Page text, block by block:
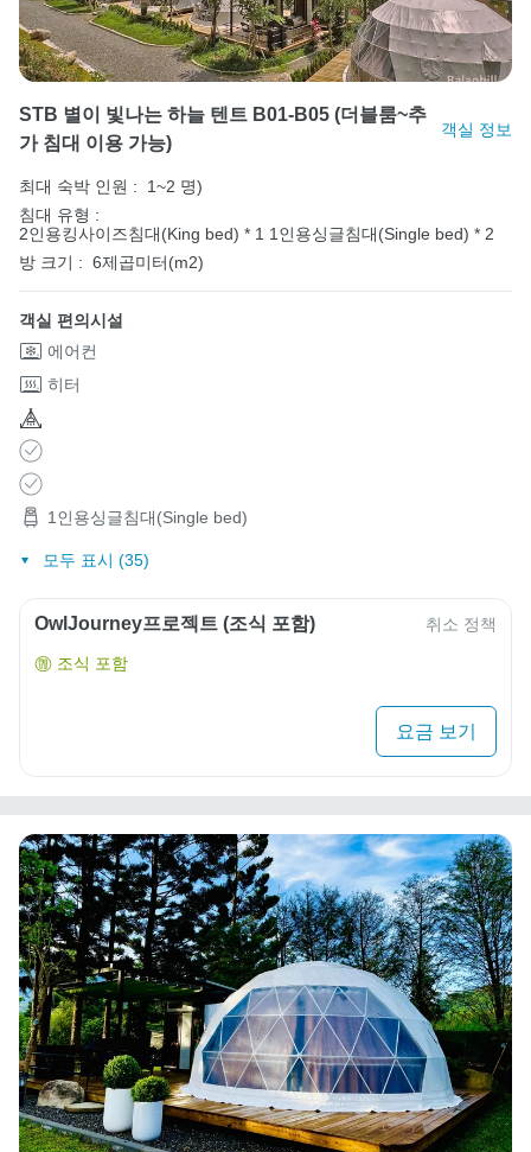
STB 별이 빛나는 하늘 텐트 B01-B05 (더블룸~추
가 침대 이용 가능)
객실 정보
최대 숙박 인원 :
1~2 명)
침대 유형 :
2인용킹사이즈침대(King bed) * 1 1인용싱글침대(Single bed) * 2
방 크기 : 6제곱미터(m2)
객실 편의시설
에어컨
히터
1인용싱글침대(Single bed)
모두 표시 (35)
OwlJourney프로젝트 (조식 포함) 취소 정책
조식 포함
요금 보기